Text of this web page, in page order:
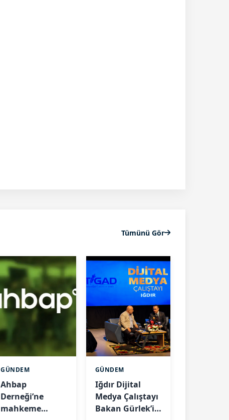
Tümünü Gör
GÜNDEM
Ahbap
Derneği’ne
mahkeme
GÜNDEM
Iğdır Dijital
Medya Çalıştayı
Bakan Gürlek’in